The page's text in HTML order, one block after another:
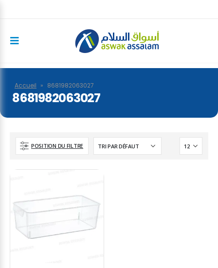
Accueil » 8681982063027
8681982063027
POSITION DU FILTRE